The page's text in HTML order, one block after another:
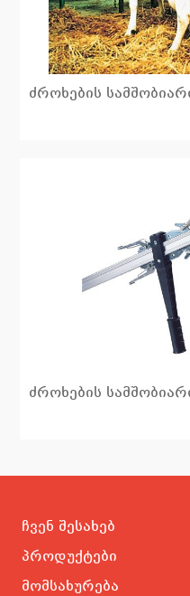
ძროხების
ძროხების
ჩვენ შესახებ
პროდუქტები
მომსახურება